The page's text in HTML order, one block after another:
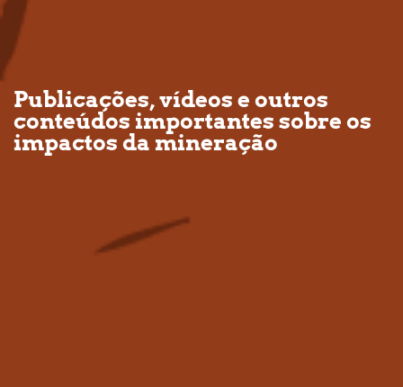
Publicações, vídeos e outros
conteúdos importantes sobre os
impactos da mineração